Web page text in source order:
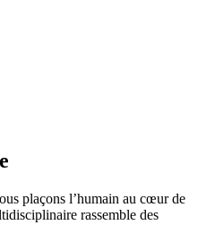
plaçons l’humain au cœur de
rassemble des